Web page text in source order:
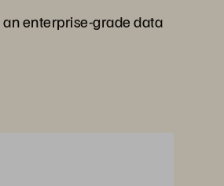
enterprise-grade data